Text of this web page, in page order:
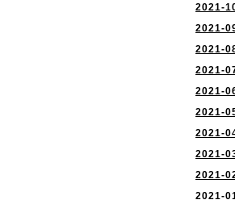
2021-
2021-
2021-
2021-
2021-
2021-
2021-
2021-
2021-
2021-